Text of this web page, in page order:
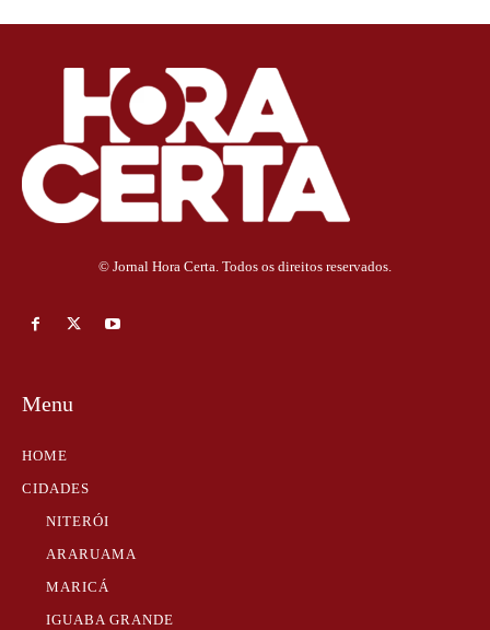
© Jornal Hora Certa. Todos os direitos reservados.
Menu
HOME
CIDADES
NITERÓI
ARARUAMA
MARICÁ
IGUABA GRANDE